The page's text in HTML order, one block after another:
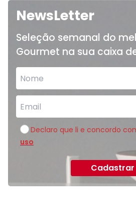
NewsLetter
Seleção semanal do
Gourmet na sua caixa
Declaro que li e concordo
uso
Cadastrar